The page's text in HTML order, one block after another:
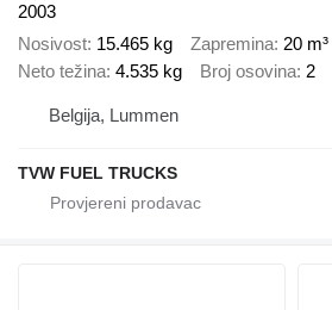
2003
Nosivost 15.465 kg Zapremina 20 m³
Neto težina 4.535 kg Broj osovina 2
Belgija, Lummen
TVW FUEL TRUCKS